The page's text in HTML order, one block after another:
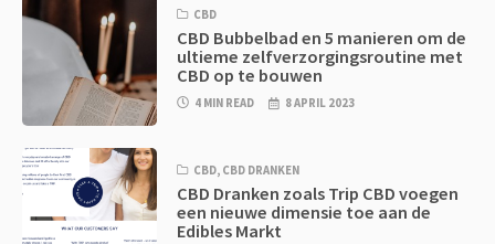
CBD
CBD Bubbelbad en 5 manieren om de
ultieme zelfverzorgingsroutine met
CBD op te bouwen
4 MIN READ 8 APRIL 2023
CBD, CBD DRANKEN
CBD Dranken zoals Trip CBD voegen
een nieuwe dimensie toe aan de
Edibles Markt